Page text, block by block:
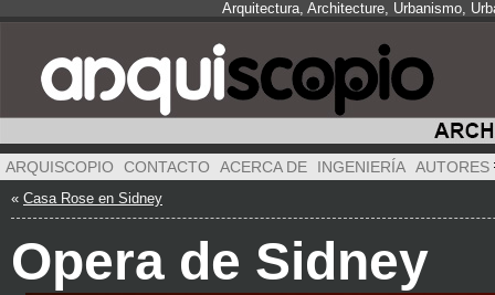
Arquitectura, Architecture, Urbanismo,
ARQUISCOPIO CONTACTO ACERCA DE INGENIERÍA AUTORES
« Casa Rose en Sidney
Opera de Sidney